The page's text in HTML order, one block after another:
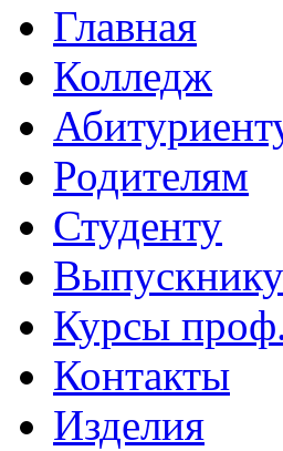
Главная
Колледж
Родителям
Студенту
Выпускнику
Курсы
Контакты
Изделия